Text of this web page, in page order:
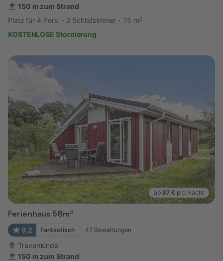
150 m zum Strand
Platz für 4 Pers.
2 Schlafzimmer
75 m²
KOSTENLOSE Stornierung
ab 87 € pro Nacht
Ferienhaus 58m²
9,2 Fantastisch 47 Bewertungen
Travemünde
150 m zum Strand